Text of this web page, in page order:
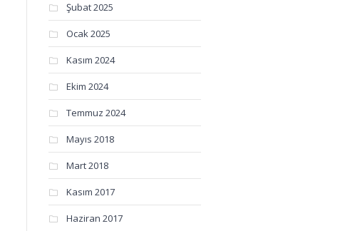
Şubat 2025
Ocak 2025
Kasım 2024
Ekim 2024
Temmuz 2024
Mayıs 2018
Mart 2018
Kasım 2017
Haziran 2017